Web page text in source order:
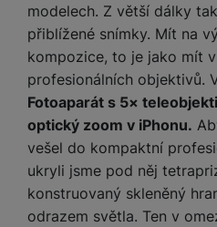
l
á
e
s
n
i
c
e
y
c
hl
o
n
a
ní
m
u
t
o
k
a
m
e
y
modelech. Z větší dálky
přiblížené snímky. Mít na
kompozice, to je jako mít
profesionálních objektivů.
Fotoaparát s 5×
optický zoom v iPhonu.
vešel do kompaktní
ukryli jsme pod něj
konstruovaný skleněný
odrazem světla. Ten v